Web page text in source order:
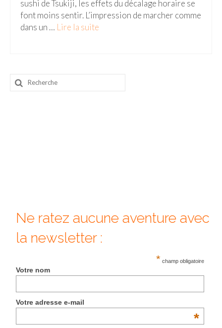
Beijing
Corée du Sud
Tokyo
Malaisie
Singapour
sushi de Tsukiji, les effets du décalage horaire se
font moins sentir. L’impression de marcher comme
dans un … Lire la suite­­
Rechercher
:
Ne ratez aucune aventure avec
la newsletter :
* champ obligatoire
Votre nom
Votre adresse e-mail
*